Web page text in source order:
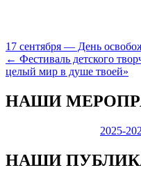
Навигация
по
17 сентября — День
← Фестиваль детского
целый мир в душе твоей»
НАШИ
2025-
НАШИ